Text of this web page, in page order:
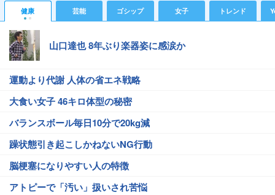
健康 芸能 ゴシップ 女子 トレンド
山口達也 8年ぶり楽器姿に感涙か
運動より代謝 人体の省エネ戦略
大食い女子 46キロ体型の秘密
バランスボール毎日10分で20kg減
躁状態引き起こしかねないNG行動
脳梗塞になりやすい人の特徴
アトピーで「汚い」扱いされ苦悩